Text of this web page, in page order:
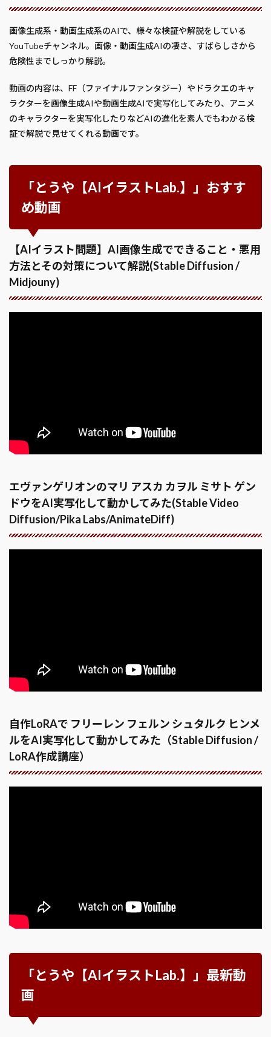
画像生成系・動画生成系のAIで、様々な検証や解説をしている
YouTubeチャンネル。画像・動画生成AIの凄さ、すばらしさから
危険性までしっかり解説。
動画の内容は、FF（ファイナルファンタジー）やドラクエのキャ
ラクターを画像生成AIや動画生成AIで実写化してみたり、アニメ
のキャラクターを実写化したりなどAIの進化を素人でもわかる検
証で解説で見せてくれる動画です。
「とうや【AIイラストLab.】」おすす
め動画
【AIイラスト問題】AI画像生成でできること・悪用
方法とその対策について解説(Stable Diffusion /
Midjouny)
エヴァンゲリオンのマリ アスカ カヲル ミサト ゲン
ドウをAI実写化して動かしてみた(Stable Video
Diffusion/Pika Labs/AnimateDiff)
自作LoRAで フリーレン フェルン シュタルク ヒンメ
ルをAI実写化して動かしてみた（Stable Diffusion /
LoRA作成講座）
「とうや【AIイラストLab.】」最新動
画